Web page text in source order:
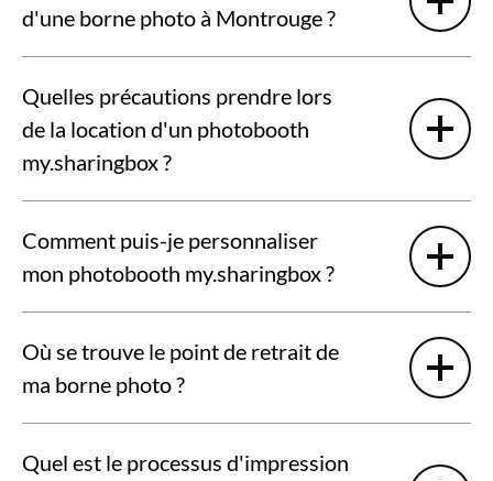
d'une borne photo à Montrouge ?
Quelles précautions prendre lors
de la location d'un photobooth
my.sharingbox ?
Comment puis-je personnaliser
mon photobooth my.sharingbox ?
Où se trouve le point de retrait de
ma borne photo ?
Quel est le processus d'impression